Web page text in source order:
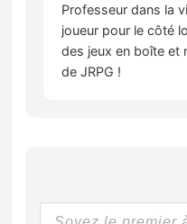
Professeur dans la
joueur pour le côté
des jeux en boîte et
de JRPG !